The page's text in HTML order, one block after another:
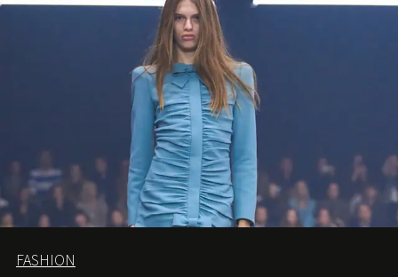
FASHION